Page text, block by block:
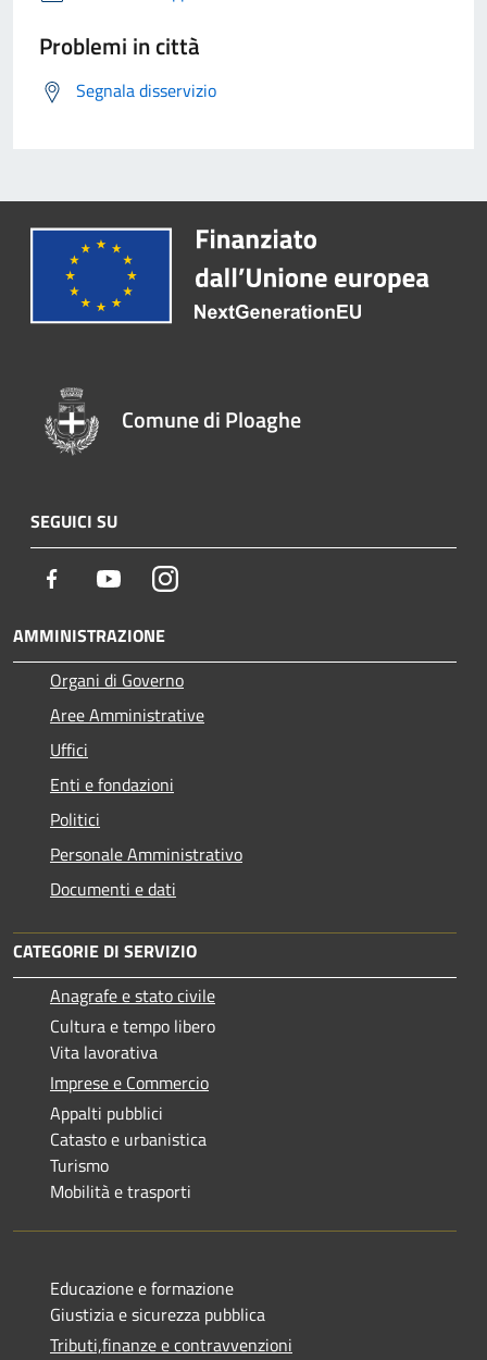
Problemi in città
Segnala disservizio
Comune di Ploaghe
SEGUICI SU
Facebook YoutubeInstagram
AMMINISTRAZIONE
Organi di Governo
Aree Amministrative
Uffici
Enti e fondazioni
Politici
Personale Amministrativo
Documenti e dati
CATEGORIE DI SERVIZIO
Anagrafe e stato civile
Cultura e tempo libero
Vita lavorativa
Imprese e Commercio
Appalti pubblici
Catasto e urbanistica
Turismo
Mobilità e trasporti
Educazione e formazione
Giustizia e sicurezza pubblica
Tributi,finanze e contravvenzioni